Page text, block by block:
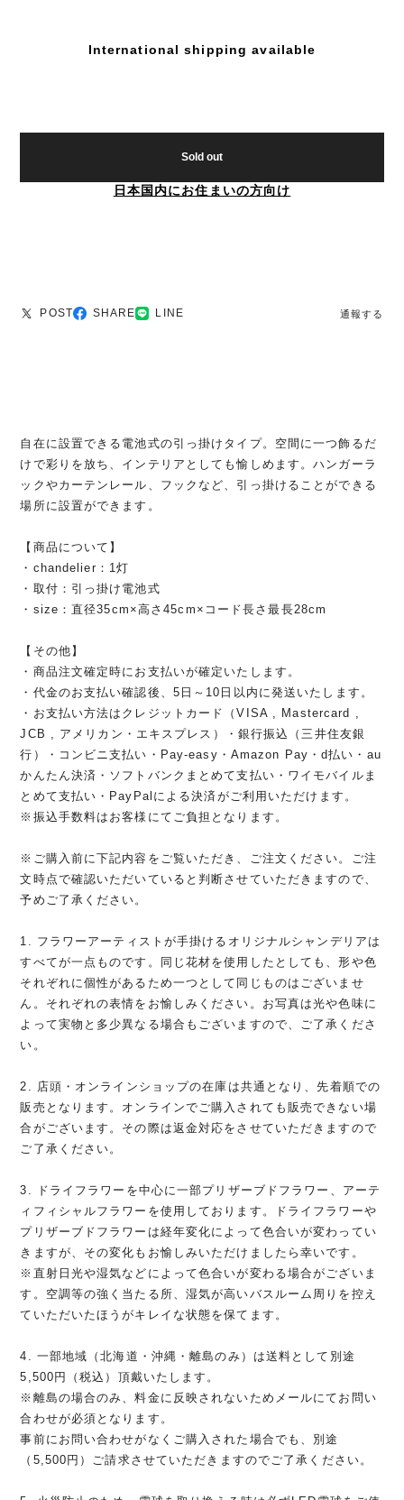
International shipping available
Sold out
日本国内にお住まいの方向け
POST SHARE LINE 通報する
自在に設置できる電池式の引っ掛けタイプ。空間に一つ飾るだ
けで彩りを放ち、インテリアとしても愉しめます。ハンガーラ
ックやカーテンレール、フックなど、引っ掛けることができる
場所に設置ができます。
【商品について】
・chandelier：1灯
・取付：引っ掛け電池式
・size：直径35cm×高さ45cm×コード長さ最長28cm
【その他】
・商品注文確定時にお支払いが確定いたします。
・代金のお支払い確認後、5日～10日以内に発送いたします。
・お支払い方法はクレジットカード（VISA , Mastercard ,
JCB , アメリカン・エキスプレス）・銀行振込（三井住友銀
行）・コンビニ支払い・Pay-easy・Amazon Pay・d払い・au
かんたん決済・ソフトバンクまとめて支払い・ワイモバイルま
とめて支払い・PayPalによる決済がご利用いただけます。
※振込手数料はお客様にてご負担となります。
※ご購入前に下記内容をご覧いただき、ご注文ください。ご注
文時点で確認いただいていると判断させていただきますので、
予めご了承ください。
1. フラワーアーティストが手掛けるオリジナルシャンデリアは
すべてが一点ものです。同じ花材を使用したとしても、形や色
それぞれに個性があるため一つとして同じものはございませ
ん。それぞれの表情をお愉しみください。お写真は光や色味に
よって実物と多少異なる場合もございますので、ご了承くださ
い。
2. 店頭・オンラインショップの在庫は共通となり、先着順での
販売となります。オンラインでご購入されても販売できない場
合がございます。その際は返金対応をさせていただきますので
ご了承ください。
3. ドライフラワーを中心に一部プリザーブドフラワー、アーテ
ィフィシャルフラワーを使用しております。ドライフラワーや
プリザーブドフラワーは経年変化によって色合いが変わってい
きますが、その変化もお愉しみいただけましたら幸いです。
※直射日光や湿気などによって色合いが変わる場合がございま
す。空調等の強く当たる所、湿気が高いバスルーム周りを控え
ていただいたほうがキレイな状態を保てます。
4. 一部地域（北海道・沖縄・離島のみ）は送料として別途
5,500円（税込）頂戴いたします。
※離島の場合のみ、料金に反映されないためメールにてお問い
合わせが必須となります。
事前にお問い合わせがなくご購入された場合でも、別途
（5,500円）ご請求させていただきますのでご了承ください。